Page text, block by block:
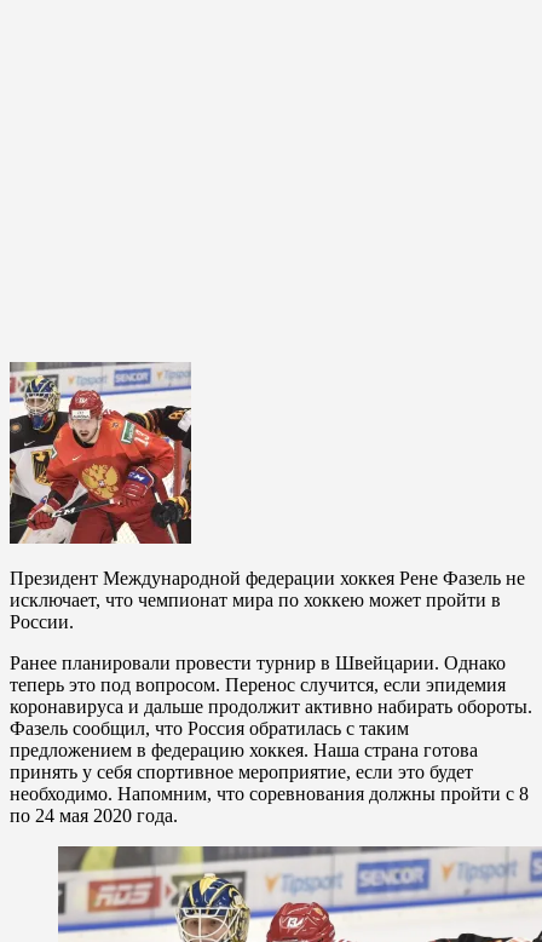
Президент Международной федерации хоккея Рене Фазель не
исключает, что чемпионат мира по хоккею может пройти в
России.
Ранее планировали провести турнир в Швейцарии. Однако
теперь это под вопросом. Перенос случится, если эпидемия
коронавируса и дальше продолжит активно набирать обороты.
Фазель сообщил, что Россия обратилась с таким
предложением в федерацию хоккея. Наша страна готова
принять у себя спортивное мероприятие, если это будет
необходимо. Напомним, что соревнования должны пройти с 8
по 24 мая 2020 года.